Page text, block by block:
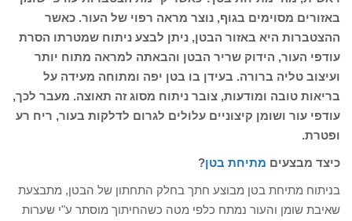
באזורים מסוימים בגוף, נוצר מראה רפוי של העור. כאשר
ההצטברות היא באזור הבטן, ניתן לבצע ניתוח שמטרתו הסרת
עודפי העור, הידוק שריר הבטן והבאתה למראה מתוח יותר
ועיצוב טליה ברורה. בעידן בו בטן יפה ומתוחה מעידה על
בריאות טובה ומודעות, צובר ניתוח מסוג זה תאוצה. מעבר לכך,
עודפי עור ושומן קיצוניים עלולים לגרום לדלקות בעור, ריח רע
ופטרת.
כיצד מבצעים מתיחת בטן?
בניתוח מתיחת בטן מבוצע חתך בחלק התחתון של הבטן, מתבצעת
שאיבת שומן והעור נמתח כלפי מטה כשהחיתוך מוסתר ע"י שערות